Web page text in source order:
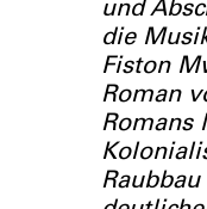
und
die
Fiston
Roman
Romans